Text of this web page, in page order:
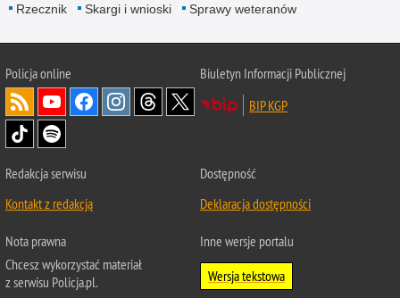
Rzecznik Skargi i wnioski Sprawy weteranów
Policjaonline
Biuletyn Informacji Publicznej
BIP KGP
Redakcja serwisu
Kontakt z redakcją
Dostępność
Deklaracja dostępności
Nota prawna
Chcesz wykorzystać materiał
z serwisu Policja.pl.
Inne wersje portalu
Wersja tekstowa